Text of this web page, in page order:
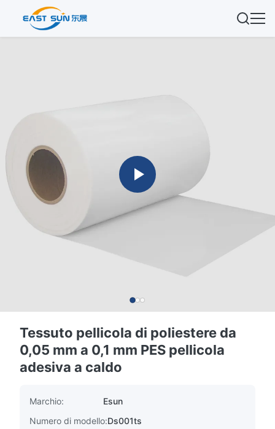
Tessuto pellicola di poliestere da
0,05 mm a 0,1 mm PES pellicola
adesiva a caldo
Marchio:
Esun
Numero di modello:Ds001ts